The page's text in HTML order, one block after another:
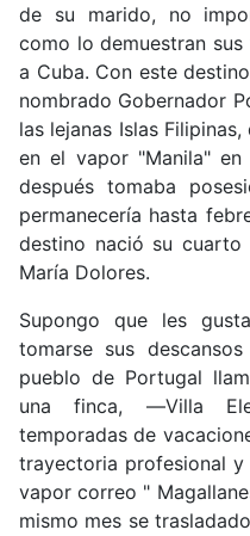
de su marido, no
como lo demuestran
a Cuba. Con este
nombrado Gobernador
las lejanas Islas
en el vapor "Manila"
después tomaba
permanecería hasta
destino nació su cuarto
María Dolores.
Supongo que les
tomarse sus
pueblo de Portugal
una finca, ―Villa
temporadas de
trayectoria profesional
vapor correo "
mismo mes se